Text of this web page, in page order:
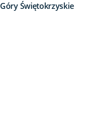
Góry Świętokrzyskie